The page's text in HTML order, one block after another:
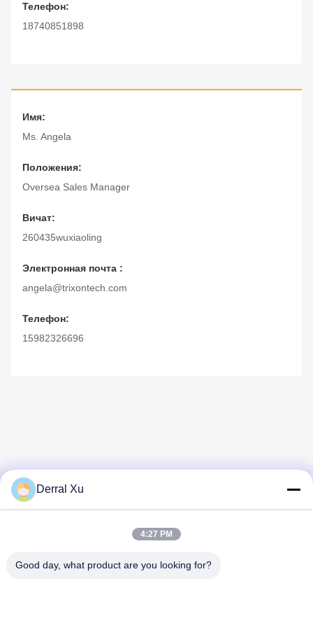
Телефон:
18740851898
Имя:
Ms. Angela
Положения:
Oversea Sales Manager
Вичат:
260435wuxiaoling
Электронная почта :
angela@trixontech.com
Телефон:
15982326696
Быстрый контакт
Новый район Тяньфу, провинция Чэнду Сичуань, 610213,
Derral Xu
4:27 PM
Good day, what product are you looking for?